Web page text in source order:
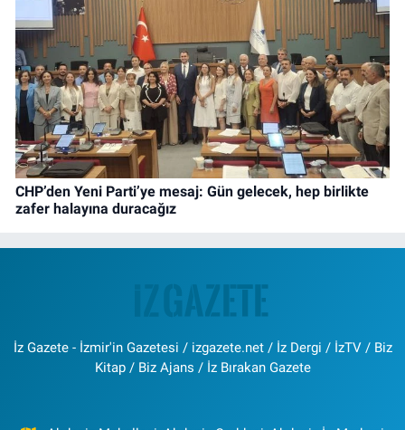
CHP’den Yeni Parti’ye mesaj: Gün gelecek, hep birlikte
zafer halayına duracağız
İz Gazete - İzmir'in Gazetesi / izgazete.net / İz Dergi / İzTV / Biz
Kitap / Biz Ajans / İz Bırakan Gazete